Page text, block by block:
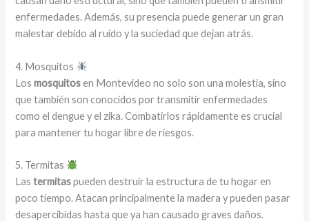
enfermedades. Además, su presencia puede generar un gran
malestar debido al ruido y la suciedad que dejan atrás.
4. Mosquitos
Losmosquitosen Montevideo no solo son una molestia, sino
que también son conocidos por transmitir enfermedades
como el dengue y el zika. Combatirlos rápidamente es crucial
para mantener tu hogar libre de riesgos.
5. Termitas
Lastermitaspueden destruir la estructura de tu hogar en
poco tiempo. Atacan principalmente la madera y pueden pasar
desapercibidas hasta que ya han causado graves daños.